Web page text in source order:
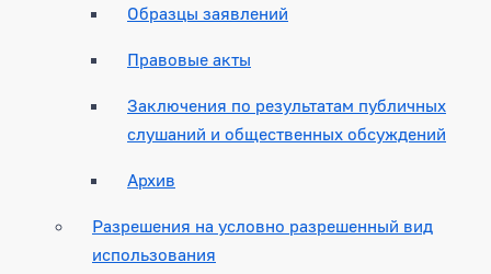
Образцы заявлений
Правовые акты
Заключения по результатам публичных
слушаний и общественных обсуждений
Архив
Разрешения на условно разрешенный вид
использования